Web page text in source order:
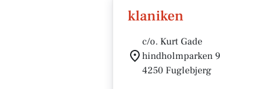
klaniken
c/o. Kurt Gade
hindholmparken 9
4250 Fuglebjerg